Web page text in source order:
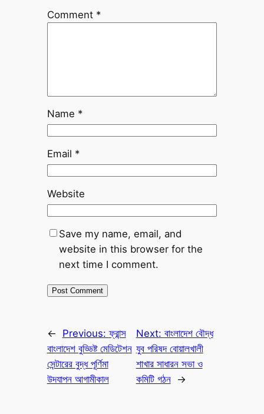
Comment *
Name *
Email *
Website
Save my name, email, and
website in this browser for the
next time I comment.
← Previous:ফ্রান্স
বাংলাদেশ বুড্ডিষ্ট মেডিটেশন
সেন্টারের বুদ্ধ পূর্ণিমা
উদযাপন আগামীকাল
Next: বাংলাদেশ বৌদ্ধ
যুব পরিষদ বোয়ালখালী
শাখার সাধারন সভা ও
কমিটি গঠন
→